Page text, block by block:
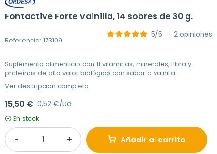
Fontactive Forte Vainilla, 14 sobres de 30 g.
Referencia: 173109
5/5 - 2 opiniones
Suplemento alimenticio con 11 vitaminas, minerales, fibra y
proteínas de alto valor biológico con sabor a vainilla.
Ver descripción completa
15,50 € 0,52 €/ud
En stock
Añadir al carrito